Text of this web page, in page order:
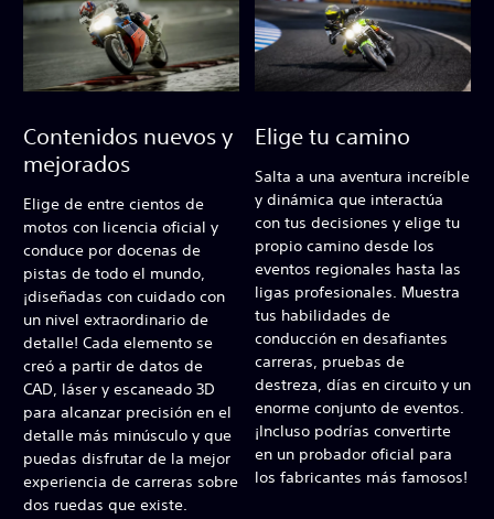
Contenidos nuevos y
mejorados
Elige de entre cientos de
motos con licencia oficial y
conduce por docenas de
pistas de todo el mundo,
¡diseñadas con cuidado con
un nivel extraordinario de
detalle! Cada elemento se
creó a partir de datos de
CAD, láser y escaneado 3D
para alcanzar precisión en el
detalle más minúsculo y que
puedas disfrutar de la mejor
experiencia de carreras sobre
dos ruedas que existe.
Elige tu camino
Salta a una aventura increíble
y dinámica que interactúa
con tus decisiones y elige tu
propio camino desde los
eventos regionales hasta las
ligas profesionales. Muestra
tus habilidades de
conducción en desafiantes
carreras, pruebas de
destreza, días en circuito y un
enorme conjunto de eventos.
¡Incluso podrías convertirte
en un probador oficial para
los fabricantes más famosos!